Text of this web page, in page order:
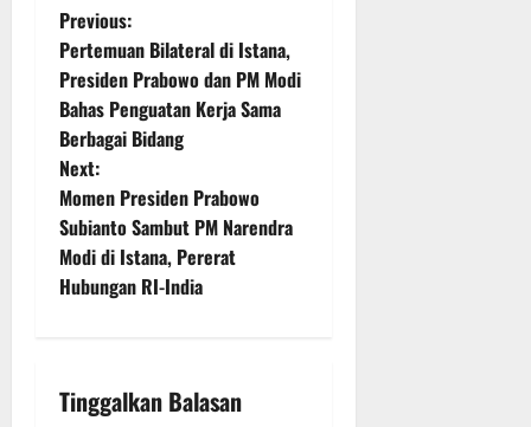
P
o
s
t
n
a
Previous:
Pertemuan Bilateral di Istana,
Presiden Prabowo dan PM Modi
Bahas Penguatan Kerja Sama
Berbagai Bidang
Next:
Momen Presiden Prabowo
Subianto Sambut PM Narendra
Modi di Istana, Pererat
Hubungan RI-India
Tinggalkan Balasan